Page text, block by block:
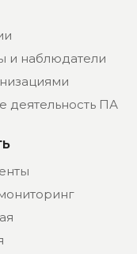
и наблюдатели
деятельность ПА